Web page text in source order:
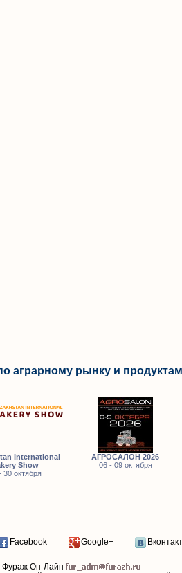
аграрному рынку и
International
Show
30 октября
АГРОСАЛОН 2026
06 - 09 октября
Facebook Google+
Фураж Он-Лайн